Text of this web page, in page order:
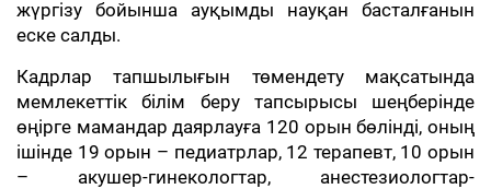
жүргізу бойынша ауқымды науқан басталғанын
еске салды.
Кадрлар тапшылығын төмендету мақсатында
мемлекеттік білім беру тапсырысы шеңберінде
өңірге мамандар даярлауға 120 орын бөлінді, оның
ішінде 19 орын – педиатрлар, 12 терапевт, 10 орын
– акушер-гинекологтар, анестезиологтар-